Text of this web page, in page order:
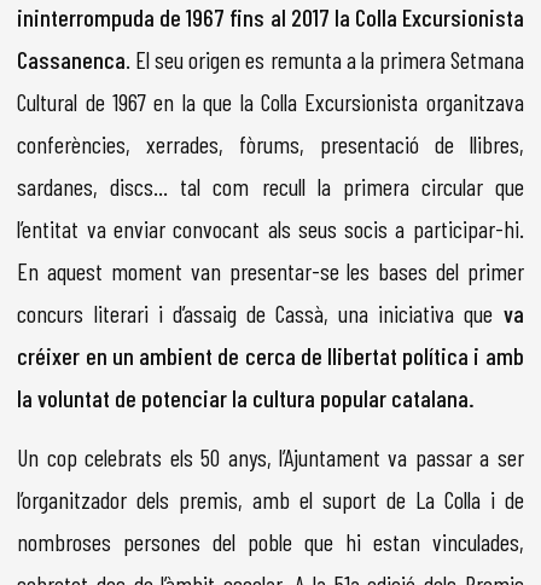
ininterrompuda de 1967 fins al 2017 la Colla Excursionista
Cassanenca . El seu origen es remunta a la primera Setmana
Cultural de 1967 en la que la Colla Excursionista organitzava
conferències, xerrades, fòrums, presentació de llibres,
sardanes, discs... tal com recull la primera circular que
l’entitat va enviar convocant als seus socis a participar-hi.
En aquest moment van presentar-se les bases del primer
concurs literari i d’assaig de Cassà, una iniciativa que va
créixer en un ambient de cerca de llibertat política i amb
la voluntat de potenciar la cultura popular catalana.
Un cop celebrats els 50 anys, l’Ajuntament va passar a ser
l’organitzador dels premis, amb el suport de La Colla i de
nombroses persones del poble que hi estan vinculades,